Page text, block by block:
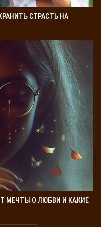
СТРАСТЬ НА
МЕЧТЫ О ЛЮБВИ И КАКИЕ